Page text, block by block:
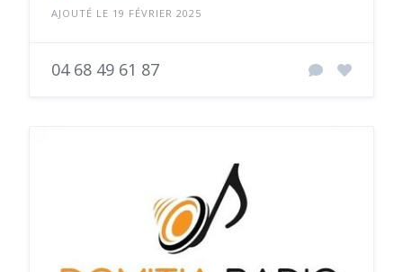
AJOUTÉ LE 19 FÉVRIER 2025
04 68 49 61 87